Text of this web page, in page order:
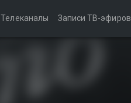
Телеканалы Записи ТВ-эфиров